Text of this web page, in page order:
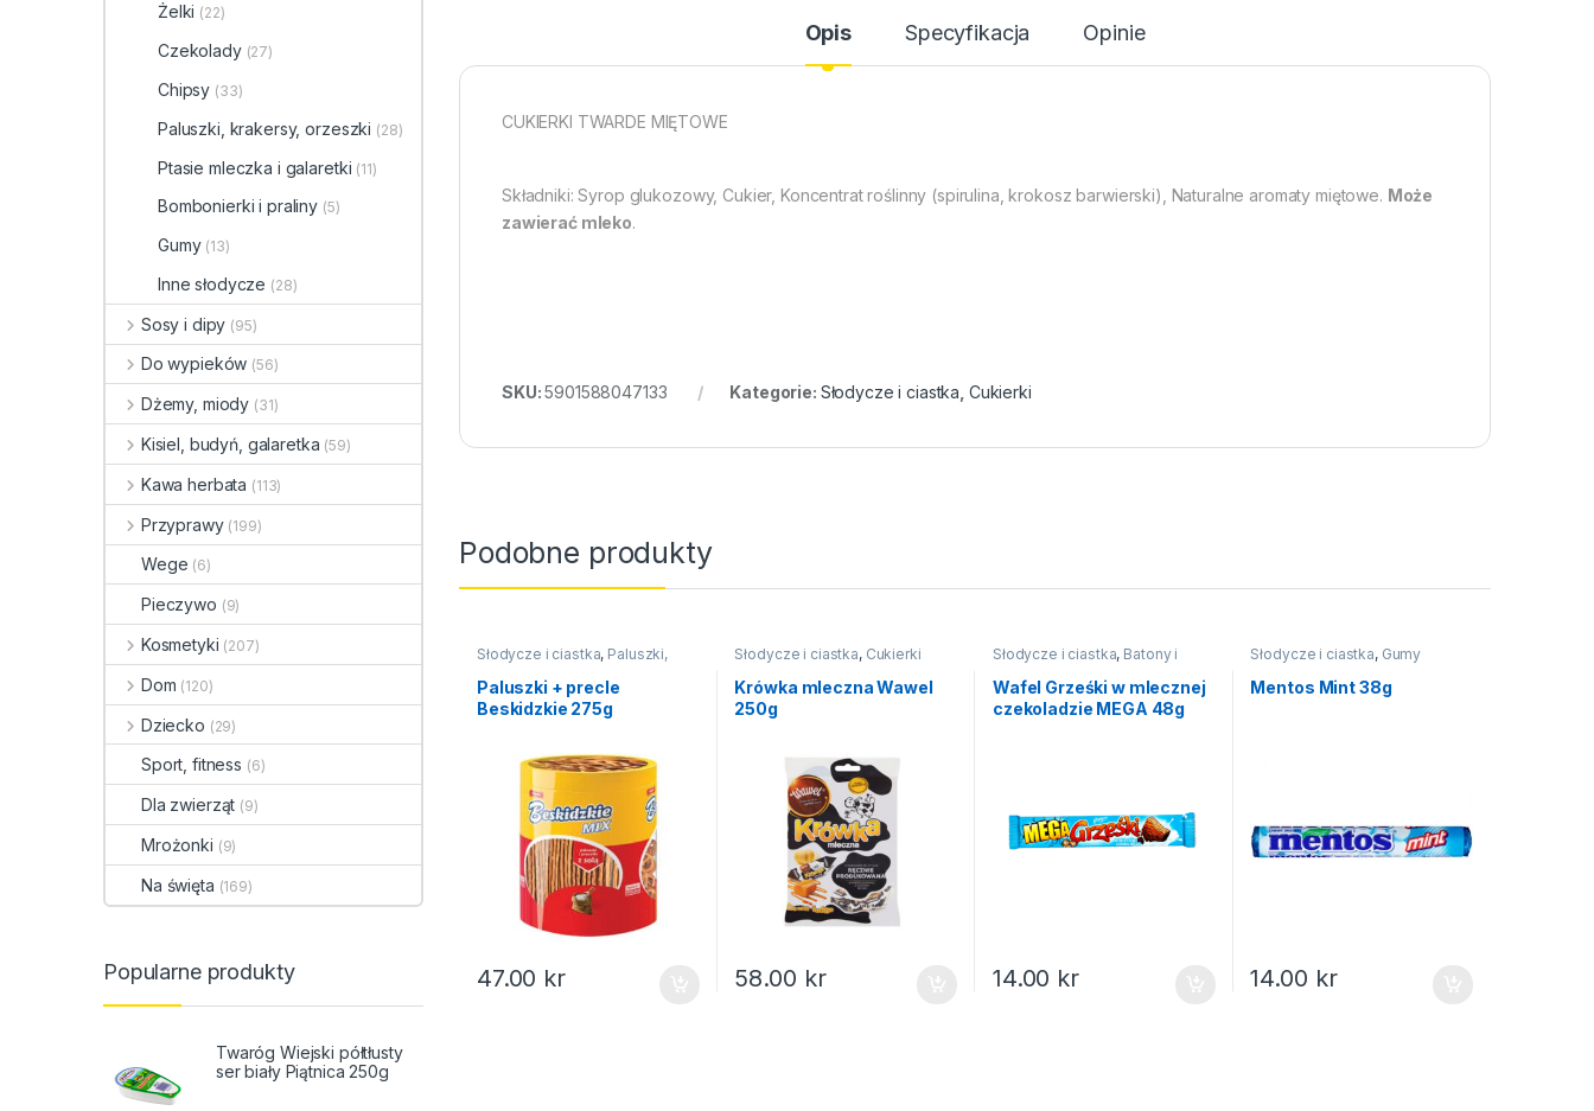
Opis Specyfikacja Opinie
CUKIERKI TWARDE MIĘTOWE
Składniki: Syrop glukozowy, Cukier, Koncentrat roślinny (spirulina, krokosz barwierski), Naturalne aromaty miętowe. Może
zawierać mleko.
SKU:5901588047133 Kategorie: Słodycze i ciastka, Cukierki
Podobne produkty
Słodycze i ciastka, Paluszki,
krakersy, orzeszki
Paluszki + precle
Beskidzkie 275g
47.00 kr
Słodycze i ciastka, Cukierki
Krówka mleczna Wawel
250g
58.00 kr
Słodycze i ciastka, Batony i
wafelki
Wafel Grześki w mlecznej
czekoladzie MEGA 48g
14.00 kr
Słodycze i ciastka, Gumy
Mentos Mint 38g
14.00 kr
Żelki (22)
Czekolady (27)
Chipsy (33)
Paluszki, krakersy, orzeszki (28)
Ptasie mleczka i galaretki (11)
Bombonierki i praliny (5)
Gumy (13)
Inne słodycze (28)
Sosy i dipy (95)
Do wypieków (56)
Dżemy, miody (31)
Kisiel, budyń, galaretka (59)
Kawa herbata (113)
Przyprawy (199)
Wege (6)
Pieczywo (9)
Kosmetyki (207)
Dom (120)
Dziecko (29)
Sport, fitness (6)
Dla zwierząt (9)
Mrożonki (9)
Na święta (169)
Popularne produkty
Twaróg Wiejski półtłusty
ser biały Piątnica 250g